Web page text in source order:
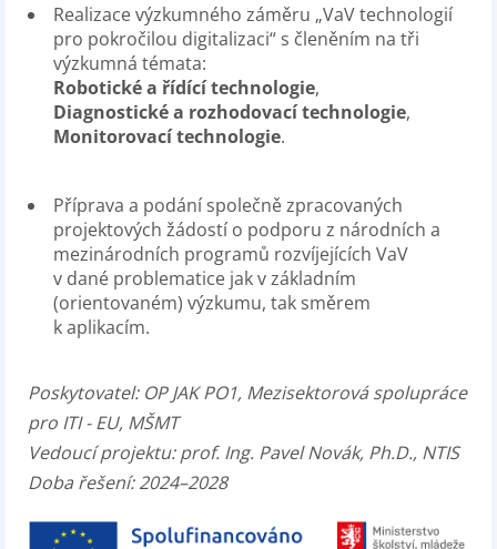
Realizace výzkumného záměru „VaV technologií
pro pokročilou digitalizaci“ s členěním na tři
výzkumná témata:
Robotické a řídící technologie,
Diagnostické a rozhodovací technologie,
Monitorovací technologie.
Příprava a podání společně zpracovaných
projektových žádostí o podporu z národních a
mezinárodních programů rozvíjejících VaV
v dané problematice jak v základním
(orientovaném) výzkumu, tak směrem
k aplikacím.
Poskytovatel: OP JAK PO1, Mezisektorová spolupráce
pro ITI - EU, MŠMT
Vedoucí projektu:prof. Ing. Pavel Novák, Ph.D., NTIS
Doba řešení: 2024–2028